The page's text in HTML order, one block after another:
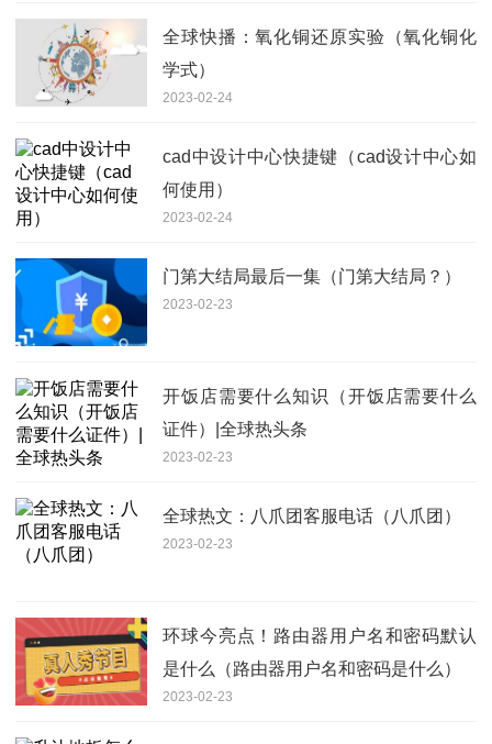
全球快播：氧化铜还原实验（氧化铜化
学式）
2023-02-24
cad中设计中心快捷键（cad设计中心如
何使用）
2023-02-24
门第大结局最后一集（门第大结局？）
2023-02-23
开饭店需要什么知识（开饭店需要什么
证件）|全球热头条
2023-02-23
全球热文：八爪团客服电话（八爪团）
2023-02-23
环球今亮点！路由器用户名和密码默认
是什么（路由器用户名和密码是什么）
2023-02-23